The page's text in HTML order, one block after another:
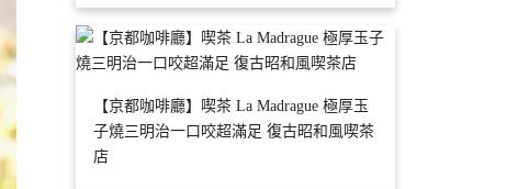
【京都咖啡廳】喫茶 La Madrague 極厚玉
子燒三明治一口咬超滿足 復古昭和風喫茶
店